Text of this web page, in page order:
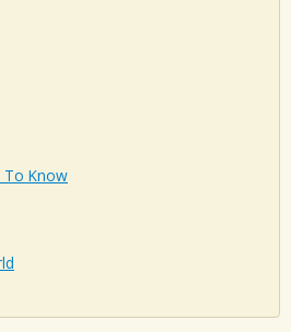
To Know